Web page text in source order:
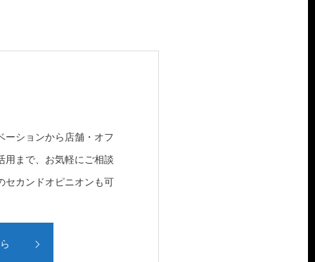
ーションから店舗・オフ
用まで、お気軽にご相談
セカンドオピニオンも可